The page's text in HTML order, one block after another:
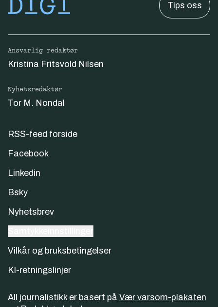
Tips oss
Ansvarlig redaktør
Kristina Fritsvold Nilsen
Nyhetsredaktør
Tor M. Nondal
RSS-feed forside
Facebook
Linkedin
Bsky
Nyhetsbrev
Vilkår og bruksbetingelser
KI-retningslinjer
All journalistikk er basert på Vær varsom-plakaten